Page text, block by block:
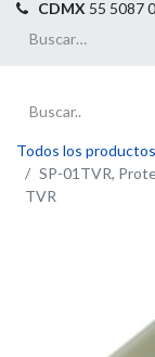
CDMX 55 5087
Todos los productos
SP-01TVR,
TVR